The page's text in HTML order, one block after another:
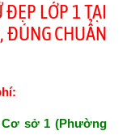
ĐẸP LỚP 1 TẠI
ĐÚNG CHUẨN
Cơ sở 1 (Phường